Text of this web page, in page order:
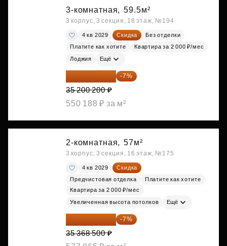
3-комнатная, 59.5м²
3 корпус, 3 секция, 18 этаж, №194
4 кв 2029 Скидка
Без отделки
Платите как хотите
Квартира за 2 000 ₽/мес
Лоджия Ещё
32 736 186 ₽ -7%
35 200 200 ₽
550 188 ₽ за м²
2-комнатная, 57м²
3 корпус, 3 секция, 16 этаж, №175
4 кв 2029
Скидка
Предчистовая отделка
Платите как хотите
Квартира за 2 000 ₽/мес
Увеличенная высота потолков Ещё
32 892 705 ₽ -7%
35 368 500 ₽